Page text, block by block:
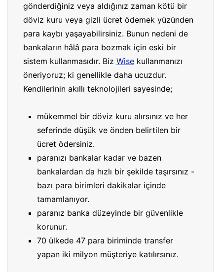
gönderdiğiniz veya aldığınız zaman kötü bir
döviz kuru veya gizli ücret ödemek yüzünden
para kaybı yaşayabilirsiniz. Bunun nedeni de
bankaların hâlâ para bozmak için eski bir
sistem kullanmasıdır. Biz Wise kullanmanızı
öneriyoruz; ki genellikle daha ucuzdur.
Kendilerinin akıllı teknolojileri sayesinde;
mükemmel bir döviz kuru alırsınız ve her
seferinde düşük ve önden belirtilen bir
ücret ödersiniz.
paranızı bankalar kadar ve bazen
bankalardan da hızlı bir şekilde taşırsınız -
bazı para birimleri dakikalar içinde
tamamlanıyor.
paranız banka düzeyinde bir güvenlikle
korunur.
70 ülkede 47 para biriminde transfer
yapan iki milyon müşteriye katılırsınız.